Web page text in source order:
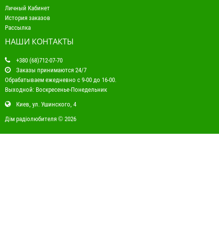
Личный Кабинет
История заказов
Рассылка
НАШИ КОНТАКТЫ
+380 (68)712-07-70
Заказы принимаются 24/7
Обрабатываем ежедневно с 9-00 до 16-00.
Выходной: Воскресенье-Понедельник
Киев, ул. Ушинского, 4
Дім радіолюбителя © 2026